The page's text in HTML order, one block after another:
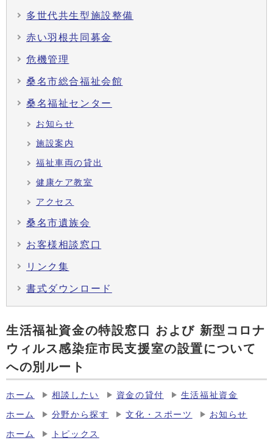
多世代共生型施設整備
赤い羽根共同募金
危機管理
桑名市総合福祉会館
桑名福祉センター
お知らせ
施設案内
福祉車両の貸出
健康ケア教室
アクセス
桑名市遺族会
お客様相談窓口
リンク集
書式ダウンロード
生活福祉資金の特設窓口 および 新型コロナ
ウィルス感染症市民支援室の設置について
への別ルート
ホーム 相談したい 資金の貸付 生活福祉資金
ホーム 分野から探す 文化・スポーツ お知らせ
ホーム トピックス